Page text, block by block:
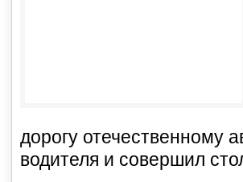
дорогу отечественному
водителя и совершил